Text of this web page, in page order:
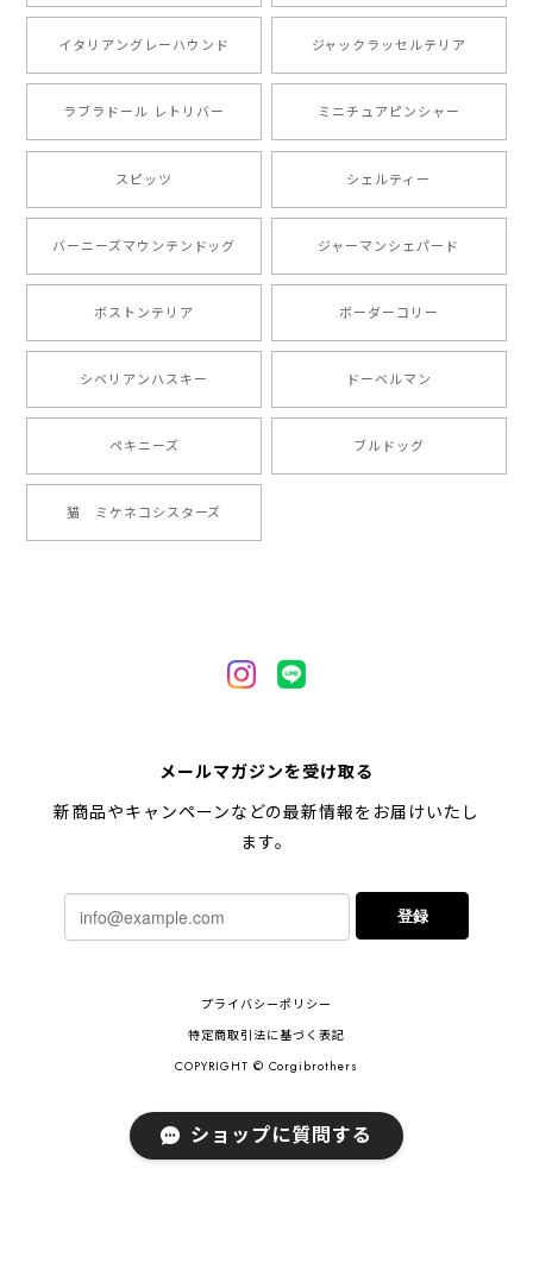
注文受領連絡が無かったのでハラハラしましたが… 可
愛い商品が届きました！大満足です♪
【 自然に囲まれた ポメラニアン 】マグカップ 犬 ペット うちの子 犬グッズ ギフト プレゼント 母の日
とても可愛かったです。６月にももが（17歳）で亡くな
りまして、元気な時の顔がそっくりだったので、注文し
ました。ありがとうございました。
2024/05/22
2024/05/04
2024/05/04
【 柴犬 毛色3色】マグカップ お家用 プレゼント コーギーブラザーズ 犬 うちの子
2024/02/10
した！とても早い対応でありがとうございました。 プ
レゼント用だったけど自分用にも買いたいと思います。
ありがとうございました！！！
イタリアングレーハウンド ジャックラッセルテリア
ラブラドール レトリバー ミニチュアピンシャー
スピッツ シェルティー
バーニーズマウンテンドッグ ジャーマンシェパード
ボストンテリア ボーダーコリー
シベリアンハスキー ドーベルマン
ペキニーズ ブルドッグ
猫 ミケネコシスターズ
メールマガジンを受け取る
新商品やキャンペーンなどの最新情報をお届けいたし
ます。
登録
プライバシーポリシー
特定商取引法に基づく表記
COPYRIGHT © Corgibrothers
ショップに質問する